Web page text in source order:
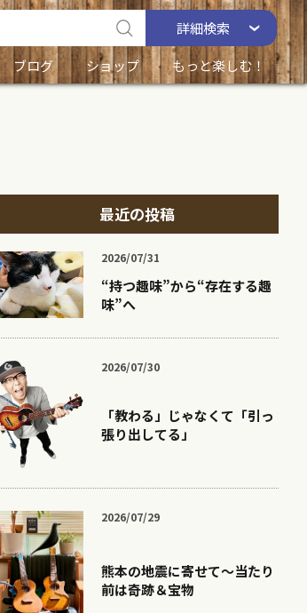
詳細検索
ブログ ショップ もっと楽しむ！
最近の投稿
2026/07/31
“持つ趣味”から“存在する趣
味”へ
2026/07/30
「教わる」じゃなくて「引っ
張り出してる」
2026/07/29
熊本の地震に寄せて〜当たり
前は奇跡＆宝物